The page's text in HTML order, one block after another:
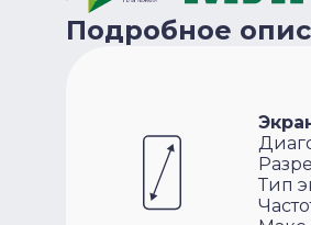
Подробное
Тип